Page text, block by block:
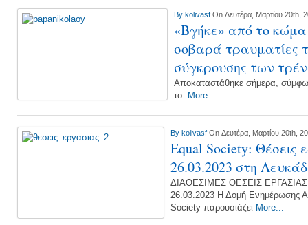
By kolivasf On Δευτέρα, Μαρτίου 20th,
«Βγήκε» από το
σοβαρά τραυματίες
σύγκρουσης των
Αποκαταστάθηκε σήμερα,
το
More...
By kolivasf On Δευτέρα, Μαρτίου 20th,
Equal Society: Θέσεις
26.03.2023 στη
ΔΙΑΘΕΣΙΜΕΣ ΘΕΣΕΙΣ
26.03.2023 Η Δομή Ενημέρωσης
Society παρουσιάζει More...